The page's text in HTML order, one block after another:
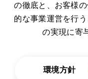
の徹底と、お客様
的な事業運営を行
の実現に寄
環境方針